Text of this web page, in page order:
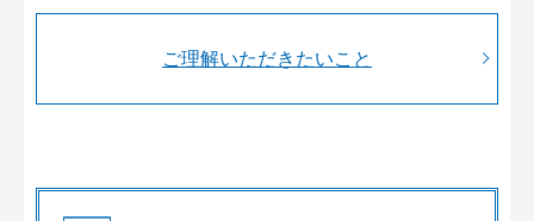
ご理解いただきたいこと